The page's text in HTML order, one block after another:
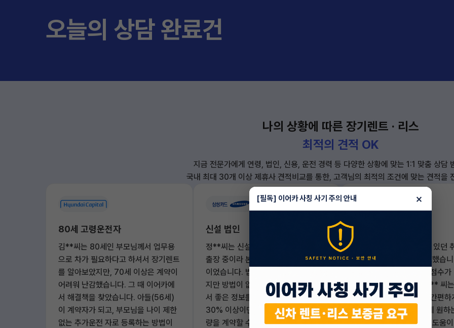
오늘의 상담 완료건
나의 상황에 따른 장기렌트 · 리스
최적의 견적 OK
지금 전문가에게 연령, 법인, 신용, 운전 경력 등 다양한 상황에 맞는 1:1 맞춤 상담
국내 최대 30개 이상 제휴사 견적비교를 통한, 고객님의 최적의 조건에 맞는 견적을
80세 고령운전자
김**씨는 80세인 부모님께서 업무용
으로 차가 필요하다고 하셔서 장기렌트
를 알아보았지만, 70세 이상은 계약이
어려워 난감했습니다. 그 때 이어카에
서 해결책을 찾았습니다. 아들(56세)
이 계약자가 되고, 부모님을 나이 제한
없는 추가운전 자로 등록하는 방법이
신설 법인
정**씨는 신설 법인의 대표인데, 해외
출장 중이라 본인 인증이 어려운 상황
이었습니다. 법인 차량은 급히 필요했
지만 방법이 없나 고민하다가 이어카에
서 좋은 정보를 얻었죠. 주주 지분
30% 이상이면 연대보증으로 법인 차
량을 계약할 수 있다는 내용입니다. 덕
무직자(개인/일반)
한**씨는 새 직장을 찾고 있던
이었지만, 당장 차가 필요했습
직이라 걱정했지만 신용 점수
점 이상으로 괜찮았던 한** 씨
카를 통해 신한카드에서 간편하
을 받을 수 있었죠. 덕분에 원하
빠르게 이용하게 되어 큰 도움
[필독] 이어카 사칭 사기 주의 안내 ×